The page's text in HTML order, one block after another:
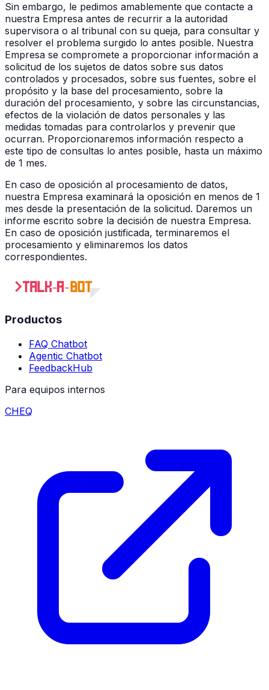
Sin embargo, le pedimos amablemente que contacte a
nuestra Empresa antes de recurrir a la autoridad
supervisora o al tribunal con su queja, para consultar y
resolver el problema surgido lo antes posible. Nuestra
Empresa se compromete a proporcionar información a
solicitud de los sujetos de datos sobre sus datos
controlados y procesados, sobre sus fuentes, sobre el
propósito y la base del procesamiento, sobre la
duración del procesamiento, y sobre las circunstancias,
efectos de la violación de datos personales y las
medidas tomadas para controlarlos y prevenir que
ocurran. Proporcionaremos información respecto a
este tipo de consultas lo antes posible, hasta un máximo
de 1 mes.
En caso de oposición al procesamiento de datos,
nuestra Empresa examinará la oposición en menos de 1
mes desde la presentación de la solicitud. Daremos un
informe escrito sobre la decisión de nuestra Empresa.
En caso de oposición justificada, terminaremos el
procesamiento y eliminaremos los datos
correspondientes.
Productos
FAQ Chatbot
Agentic Chatbot
FeedbackHub
Para equipos internos
CHEQ